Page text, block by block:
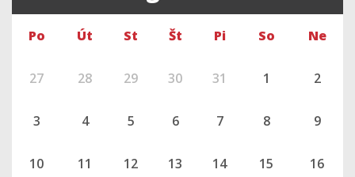
Po Út St Št Pi So Ne
27 28 29 30 31 1 2
3 4 5 6 7 8 9
10 11 12 13 14 15 16